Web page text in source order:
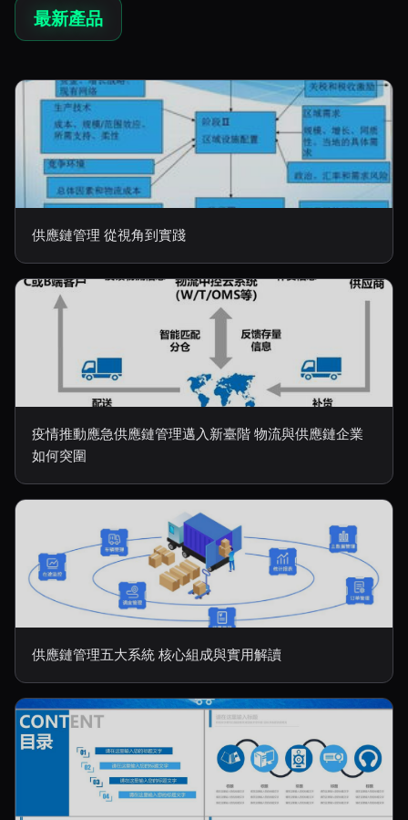
最新產品
供應鏈管理 從視角到實踐
疫情推動應急供應鏈管理邁入新臺階 物流與供應鏈企業
如何突圍
供應鏈管理五大系統 核心組成與實用解讀